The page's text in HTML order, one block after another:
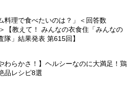
料理で食べたいのは？」＜回答数
【教えて！ みんなの衣食住「みんなの
隊」結果発表 第615回】
わらかさ！】ヘルシーなのに大満足！鶏
品レシピ8選